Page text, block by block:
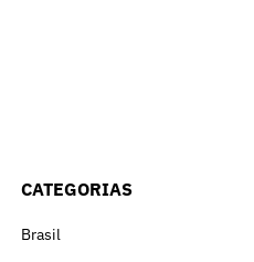
CATEGORIAS
Brasil